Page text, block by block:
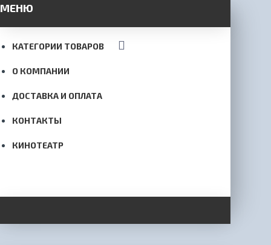
МЕНЮ
КАТЕГОРИИ ТОВАРОВ
О КОМПАНИИ
ДОСТАВКА И ОПЛАТА
КОНТАКТЫ
КИНОТЕАТР